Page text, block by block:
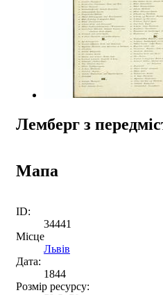
Лемберг з
Мапа
ID:
34441
Місце
Львів
Дата:
1844
Розмір ресурсу: